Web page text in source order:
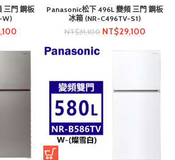
三門 鋼板
W)
Panasonic松下 496L 變頻 三門 鋼板
冰箱 (NR-C496TV-S1)
NT$31,100 NT$29,100